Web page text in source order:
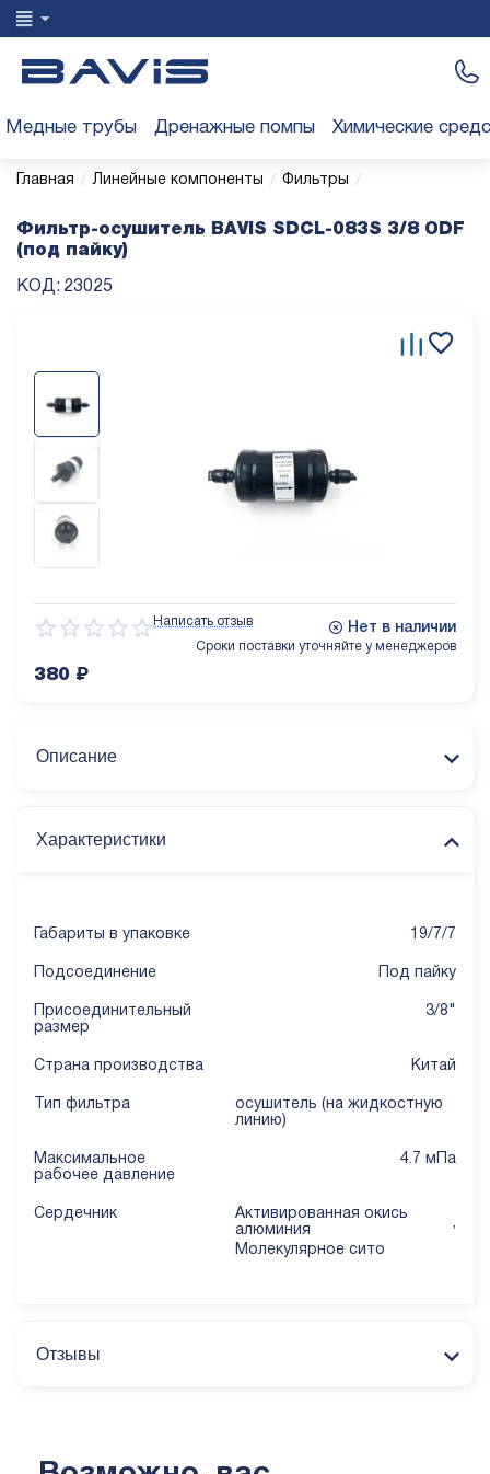
Медные трубы Дренажные помпы Химические
Главная / Линейные компоненты / Фильтры /
Фильтр-осушитель BAVIS SDCL-083S 3/8 ODF
(под пайку)
КОД: 23025
Написать отзыв Нет в наличии
Сроки поставки уточняйте у менеджеров
380 ₽
Описание
Характеристики
Габариты в упаковке 19/7/7
Подсоединение Под пайку
Присоединительный
размер
3/8"
Страна производства Китай
Тип фильтра
осушитель (на жидкостную
линию)
Mаксимальное
рабочее давление
4.7 мПа
Сердечник
Активированная окись
алюминия
,
Молекулярное сито
Отзывы